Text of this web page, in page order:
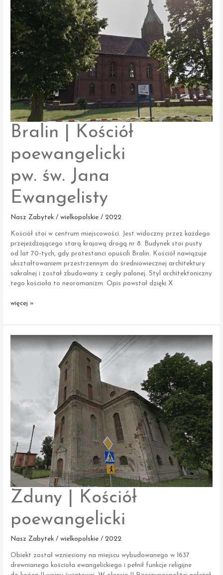
Bralin | Kościół
poewangelicki
pw. św. Jana
Ewangelisty
Nasz Zabytek / wielkopolskie / 2022
Kościół stoi w centrum miejscowości. Jest widoczny przez każdego
przejeżdżającego starą krajową drogą nr 8. Budynek stoi pusty
od lat 70-tych, gdy protestanci opuścili Bralin. Kościół nawiązuje
ukształtowaniem przestrzennym do średniowiecznej architektury
sakralnej i został zbudowany z cegły palonej. Styl architektoniczny
tego kościoła to neoromanizm. Opis powstał dzięki X
Bralin
pw. św. Jana
Ewangelisty
więcej »
Zduny | Kościół
poewangelicki
Nasz Zabytek / wielkopolskie / 2022
Obiekt został wzniesiony na miejscu wybudowanego w 1637
drewnianego kościoła ewangelickiego i pełnił funkcje religijne